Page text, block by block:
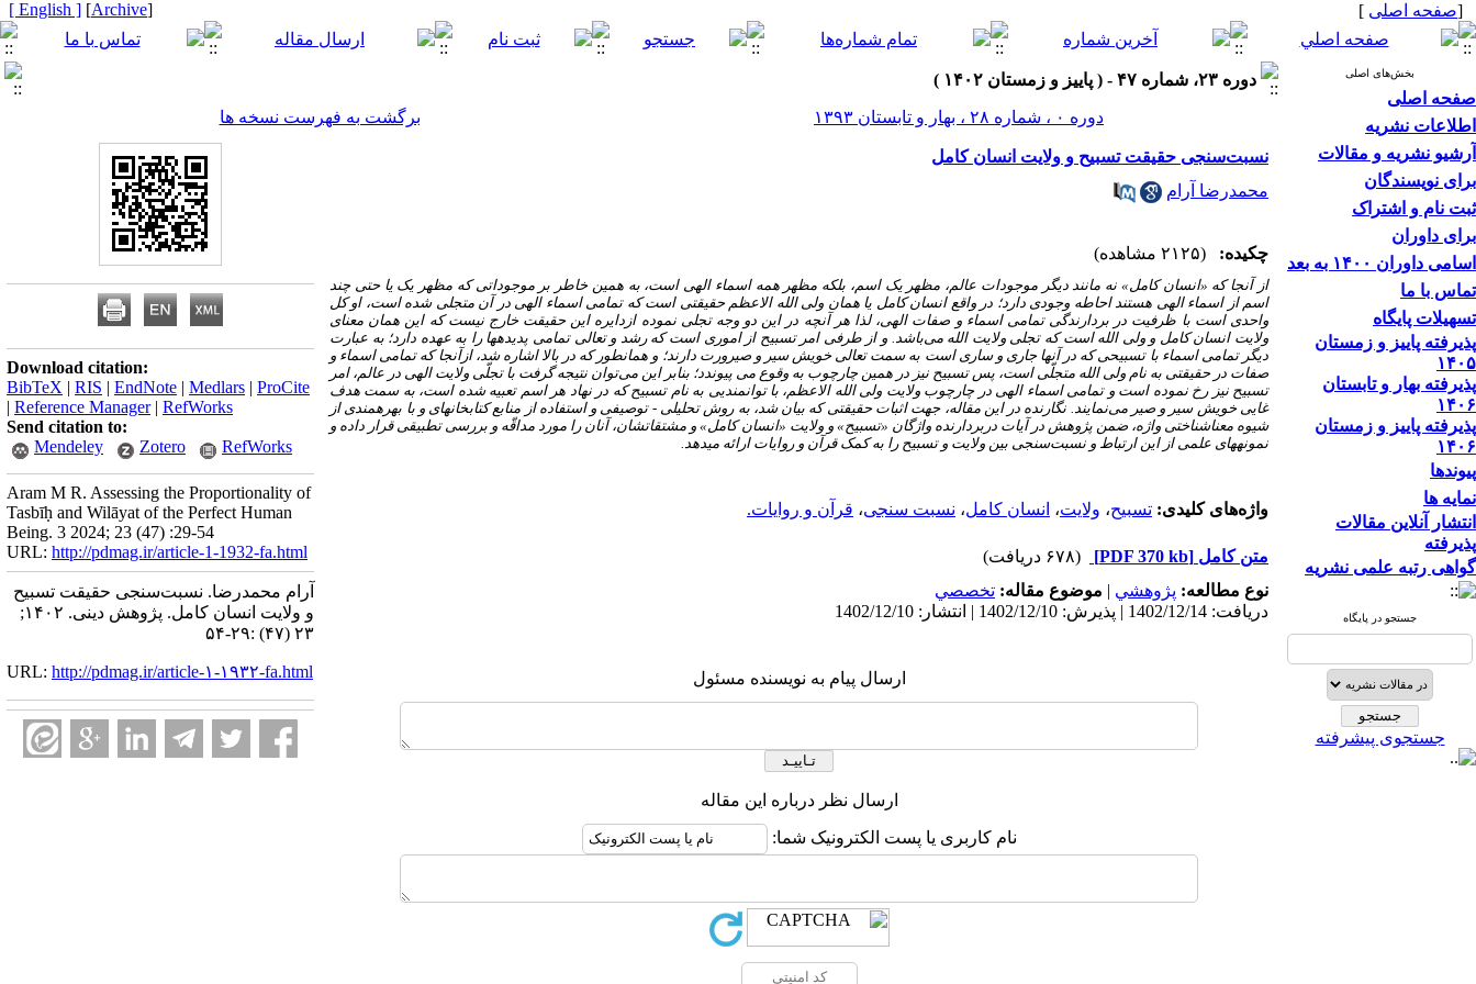
[صفحه اصلی ]
[
Archive
]
[ English ]
بخش‌های اصلی
صفحه اصلی
اطلاعات نشریه
آرشیو نشریه و مقالات
برای نویسندگان
ثبت نام و اشتراک
برای داوران
اسامی داوران ۱۴۰۰ به بعد
تماس با ما
تسهیلات پایگاه
پذیرفته پاییز و زمستان
۱۴۰۵
پذیرفته بهار و تابستان
۱۴۰۶
پذیرفته پاییز و زمستان
۱۴۰۶
پیوندها
نمایه ها
انتشار آنلاین مقالات
پذیرفته
گواهی رتبه علمی نشریه
جستجو در پایگاه
جستجوی پیشرفته
دوره ۲۳، شماره ۴۷ - ( پاییز و زمستان ۱۴۰۲ )
دوره ۰ ، شماره ۲۸ ، بهار و تابستان ۱۳۹۳
برگشت به فهرست نسخه ها
نسبت‌سنجی حقیقت تسبیح و ولایت انسان کامل
محمدرضا آرام
چکیده: (۲۱۲۵ مشاهده)
از آنجا که «انسان کامل» نه مانند دیگر موجودات عالم، مظهر یک اسم، بلکه مظهر همه اسماء الهی است، به همین خاطر بر موجوداتی که مظهر یک یا حتی چند
اسم از اسماء الهی هستند احاطه وجودی دارد؛ در واقع انسان کامل یا همان ولی الله الاعظم حقیقتی است که تمامی اسماء الهی در آن متجلی شده است، او کل
واحدی است با ظرفیت در بردارندگی تمامی اسماء و صفات الهی، لذا هر آنچه در این دو وجه تجلی نموده ازدایره این حقیقت خارج نیست که این همان معنای
ولایت انسان کامل و ولی الله است که تجلی ولایت الله می‌باشد. و از طرفی امر تسبیح از اموری است که رشد و تعالی تمامی پدیده­ها را به عهده دارد؛ به عبارت
دیگر تمامی اسماء با تسبیحی که در آنها جاری و ساری است به سمت تعالی خویش سیر و صیرورت دارند؛ و همانطور که در بالا اشاره شد، ازآنجا که تمامی اسماء و
صفات در حقیقتی به نام ولی الله متجلّی است، پس تسبیح نیز در همین چارچوب به وقوع می پیوندد؛ بنابر این می‌توان نتیجه گرفت با تجلّی ولایت الهی در عالم، امر
تسبیح نیز رخ نموده است و تمامی اسماء الهی در چارچوب ولایت ولی الله الاعظم، با توانمندیی به نام تسبیح که در نهاد هر اسم تعبیه شده است، به سمت هدف
غایی خویش سیر و صیر می‌نمایند. نگارنده در این مقاله، جهت اثبات حقیقتی که بیان شد، به روش تحلیلی - توصیفی و استفاده از منابع کتابخانه­ای و با بهره­مندی از
شیوه معناشناختی واژه، ضمن پژوهش در آیات دربردارنده واژگان «تسبیح» و ولایت «انسان کامل» و مشتقاتشان، آنان را مورد مداقّه و بررسی تطبیقی قرار داده و
نمونه­های علمی از این ارتباط و نسبت‌سنجی بین ولایت و تسبیح را به کمک قرآن و روایات ارائه می­دهد.
واژه‌های کلیدی: تسبیح، ولایت، انسان کامل، نسبت سنجی، قرآن و روایات.
متن کامل [PDF 370 kb]
(۶۷۸ دریافت)
نوع مطالعه: پژوهشي | موضوع مقاله: تخصصي
دریافت: 1402/12/14 | پذیرش: 1402/12/10 | انتشار: 1402/12/10
ارسال پیام به نویسنده مسئول
ارسال نظر درباره این مقاله
نام کاربری یا پست الکترونیک شما:
Download citation:
BibTeX | RIS | EndNote | Medlars | ProCite
| Reference Manager| RefWorks
Send citation to:
Mendeley
Zotero RefWorks
Aram M R. Assessing the Proportionality of
Tasbīḥ and Wilāyat of the Perfect Human
Being. 3 2024; 23 (47) :29-54
URL: http://pdmag.ir/article-1-1932-fa.html
آرام محمدرضا. نسبت‌سنجی حقیقت تسبیح
و ولایت انسان کامل. پژوهش دینی. ۱۴۰۲;
۲۳ (۴۷) :۲۹-۵۴
URL: http://pdmag.ir/article-۱-۱۹۳۲-fa.html